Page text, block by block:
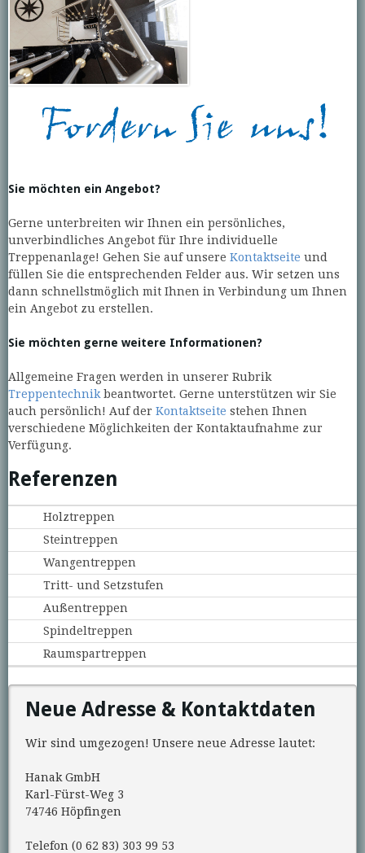
Sie möchten ein Angebot?
Gerne unterbreiten wir Ihnen ein persönliches,
unverbindliches Angebot für Ihre individuelle
Treppenanlage! Gehen Sie auf unsere Kontaktseite und
füllen Sie die entsprechenden Felder aus. Wir setzen uns
dann schnellstmöglich mit Ihnen in Verbindung um Ihnen
ein Angebot zu erstellen.
Sie möchten gerne weitere Informationen?
Allgemeine Fragen werden in unserer Rubrik
Treppentechnik beantwortet. Gerne unterstützen wir Sie
auch persönlich! Auf der Kontaktseite stehen Ihnen
verschiedene Möglichkeiten der Kontaktaufnahme zur
Verfügung.
Referenzen
Holztreppen
Steintreppen
Wangentreppen
Tritt- und Setzstufen
Außentreppen
Spindeltreppen
Raumspartreppen
Neue Adresse & Kontaktdaten
Wir sind umgezogen! Unsere neue Adresse lautet:
Hanak GmbH
Karl-Fürst-Weg 3
74746 Höpfingen
Telefon (0 62 83) 303 99 53